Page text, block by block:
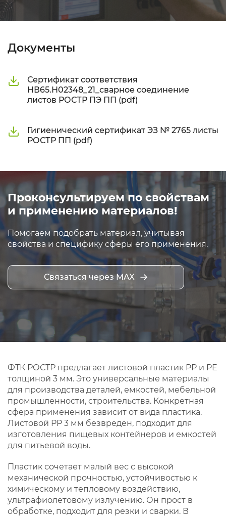
Документы
Сертификат соответствия
НВ65.Н02348_21_сварное соединение
листов РОСТР ПЭ ПП (pdf)
Гигиенический сертификат ЭЗ № 2765 листы
РОСТР ПП (pdf)
Проконсультируем по свойствам
и применению материалов!
Помогаем подобрать материал, учитывая
свойства и специфику сферы его применения.
Связаться через MAX
ФТК РОСТР предлагает листовой пластик PP и PE
толщиной 3 мм. Это универсальные материалы
для производства деталей, емкостей, мебельной
промышленности, строительства. Конкретная
сфера применения зависит от вида пластика.
Листовой PP 3 мм безвреден, подходит для
изготовления пищевых контейнеров и емкостей
для питьевой воды.
Пластик сочетает малый вес с высокой
механической прочностью, устойчивостью к
химическому и тепловому воздействию,
ультрафиолетовому излучению. Он прост в
обработке, подходит для резки и сварки. В